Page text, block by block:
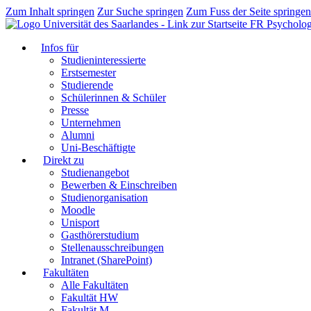
Zum Inhalt springen Zur Suche springen Zum Fuss der Seite springen
FR
Infos für
Studieninteressierte
Erstsemester
Studierende
Schülerinnen & Schüler
Presse
Unternehmen
Alumni
Uni-Beschäftigte
Direkt zu
Studienangebot
Bewerben & Einschreiben
Studienorganisation
Moodle
Unisport
Gasthörerstudium
Stellenausschreibungen
Intranet (SharePoint)
Fakultäten
Alle Fakultäten
Fakultät HW